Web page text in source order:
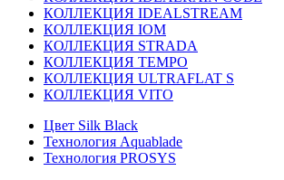
КОЛЛЕКЦИЯ IDEALSTREAM
КОЛЛЕКЦИЯ IOM
КОЛЛЕКЦИЯ STRADA
КОЛЛЕКЦИЯ TEMPO
КОЛЛЕКЦИЯ ULTRAFLAT S
КОЛЛЕКЦИЯ VITO
Цвет Silk Black
Технология Aquablade
Технология PROSYS